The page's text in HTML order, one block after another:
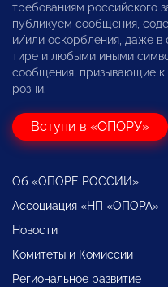
требованиям российского
публикуем сообщения,
и/или оскорбления, даже в
тире и любыми иными
сообщения, призывающие к
розни.
Вступи в «ОПОРУ»
Об «ОПОРЕ РОССИИ»
Ассоциация «НП «ОПОРА»
Новости
Комитеты и Комиссии
Региональное развитие